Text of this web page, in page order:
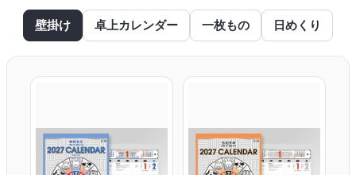
壁掛け 卓上カレンダー 一枚もの 日めくり